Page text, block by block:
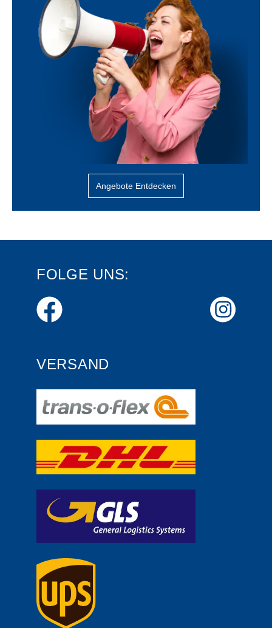
Angebote Entdecken
FOLGE UNS:
VERSAND